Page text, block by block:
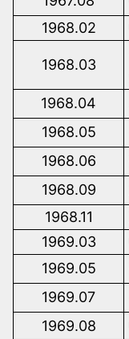
1968.02
1968.03
1968.04
1968.05
1968.06
1968.09
1968.11
1969.03
1969.05
1969.07
1969.08